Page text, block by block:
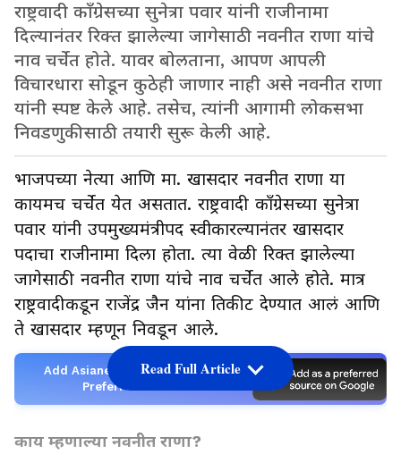
राष्ट्रवादी काँग्रेसच्या सुनेत्रा पवार यांनी राजीनामा
दिल्यानंतर रिक्त झालेल्या जागेसाठी नवनीत राणा यांचे
नाव चर्चेत होते. यावर बोलताना, आपण आपली
विचारधारा सोडून कुठेही जाणार नाही असे नवनीत राणा
यांनी स्पष्ट केले आहे. तसेच, त्यांनी आगामी लोकसभा
निवडणुकीसाठी तयारी सुरू केली आहे.
भाजपच्या नेत्या आणि मा. खासदार नवनीत राणा या
कायमच चर्चेत येत असतात. राष्ट्रवादी काँग्रेसच्या सुनेत्रा
पवार यांनी उपमुख्यमंत्रीपद स्वीकारल्यानंतर खासदार
पदाचा राजीनामा दिला होता. त्या वेळी रिक्त झालेल्या
जागेसाठी नवनीत राणा यांचे नाव चर्चेत आले होते. मात्र
राष्ट्रवादीकडून राजेंद्र जैन यांना तिकीट देण्यात आलं आणि
ते खासदार म्हणून निवडून आले.
Add Asianetnews Marathi as a
Preferred Source
काय म्हणाल्या नवनीत राणा?
Read Full Article